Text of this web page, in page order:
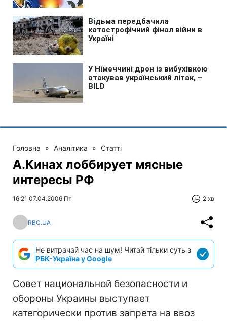
Головна » Аналітика » Статті
А.Кинах лоббирует мясные
интересы РФ
16:21 07.04.2006 Пт 2 хв
RBC.UA
Не витрачай час на шум! Читай тільки суть з
РБК-Україна у Google
Совет национальной безопасности и
обороны Украины выступает
категорически против запрета на ввоз